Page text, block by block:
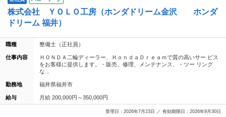
株式会社 ＹＯＬＯ工房（ホンダドリーム金沢 ホンダ
ドリーム 福井）
職種 整備士（正社員）
仕事内容
ＨＯＮＤＡ二輪ディーラー、ＨｏｎｄａＤｒｅａｍで質の高いサー ビス
をお客様に提供します。・販売、修理、メンテナンス、・ツー リング
な...
勤務地 福井県福井市
給与 月給 200,000円～350,000円
受理日：2026年7月23日 ／ 有効期限日：2026年9月30日